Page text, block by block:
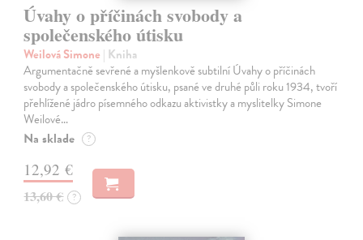
Úvahy o příčinách svobody a
společenského útisku
Weilová Simone | Kniha
Argumentačně sevřené a myšlenkově subtilní Úvahy o příčinách
svobody a společenského útisku, psané ve druhé půli roku 1934, tvoří
přehlížené jádro písemného odkazu aktivistky a myslitelky Simone
Weilové…
Na sklade ?
12,92 €
13,60 € ?